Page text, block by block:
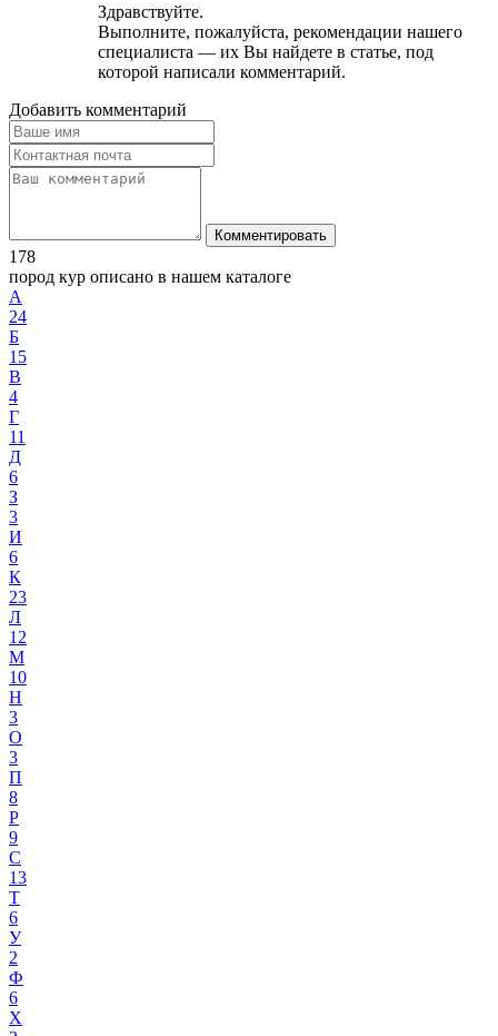
Здравствуйте.
Выполните, пожалуйста, рекомендации нашего
специалиста — их Вы найдете в статье, под
которой написали комментарий.
Добавить комментарий
Комментировать
178
пород кур описано в нашем каталоге
А
24
Б
15
В
4
Г
11
Д
6
З
3
И
6
К
23
Л
12
М
10
Н
3
О
3
П
8
Р
9
С
13
Т
6
У
2
Ф
6
Х